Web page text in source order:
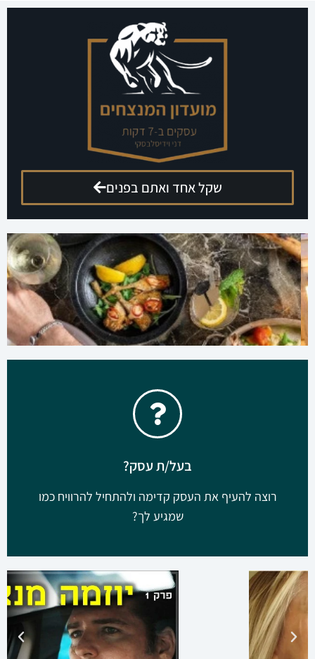
שקל אחד ואתם בפנים
ארוחה זוגית מתנה
רוצים לזכות בארוחה זוגית במסעדת פראטלי בנתניה?
מסעדת פראטלי
בעל/ת עסק?
רוצה להעיף את העסק קדימה ולהתחיל להרוויח כמו
שמגיע לך?
הגישו מועמדות לקומנדו עסקים
קבוצה מנצחת להשגת תוצאות ורווחים בליוויו של דני
וידיסלבסקי
ללחוץ כאן